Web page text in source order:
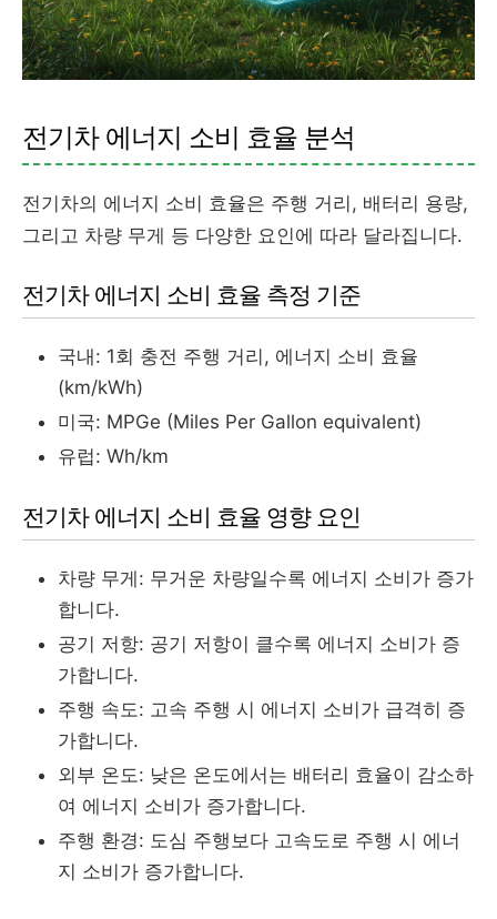
전기차 에너지 소비 효율 분석
전기차의 에너지 소비 효율은 주행 거리, 배터리 용량,
그리고 차량 무게 등 다양한 요인에 따라 달라집니다.
전기차 에너지 소비 효율 측정 기준
국내: 1회 충전 주행 거리, 에너지 소비 효율
(km/kWh)
미국: MPGe (Miles Per Gallon equivalent)
유럽: Wh/km
전기차 에너지 소비 효율 영향 요인
차량 무게: 무거운 차량일수록 에너지 소비가 증가
합니다.
공기 저항: 공기 저항이 클수록 에너지 소비가 증
가합니다.
주행 속도: 고속 주행 시 에너지 소비가 급격히 증
가합니다.
외부 온도: 낮은 온도에서는 배터리 효율이 감소하
여 에너지 소비가 증가합니다.
주행 환경: 도심 주행보다 고속도로 주행 시 에너
지 소비가 증가합니다.